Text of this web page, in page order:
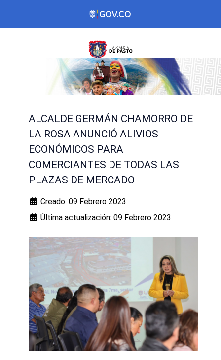
ALCALDE GERMÁN CHAMORRO DE
LA ROSA ANUNCIÓ ALIVIOS
ECONÓMICOS PARA
COMERCIANTES DE TODAS LAS
PLAZAS DE MERCADO
Creado: 09 Febrero 2023
Última actualización: 09 Febrero 2023